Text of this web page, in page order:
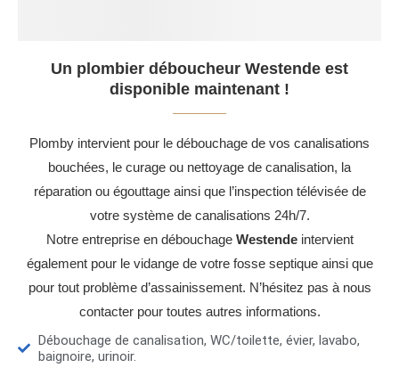
Un plombier déboucheur Westende est
disponible maintenant !
Plomby intervient pour le débouchage de vos canalisations
bouchées, le curage ou nettoyage de canalisation, la
réparation ou égouttage ainsi que l’inspection télévisée de
votre système de canalisations 24h/7.
Notre entreprise en débouchage Westendeintervient
également pour le vidange de votre fosse septique ainsi que
pour tout problème d’assainissement. N’hésitez pas à nous
contacter pour toutes autres informations.
Débouchage de canalisation, WC/toilette, évier, lavabo,
baignoire, urinoir.